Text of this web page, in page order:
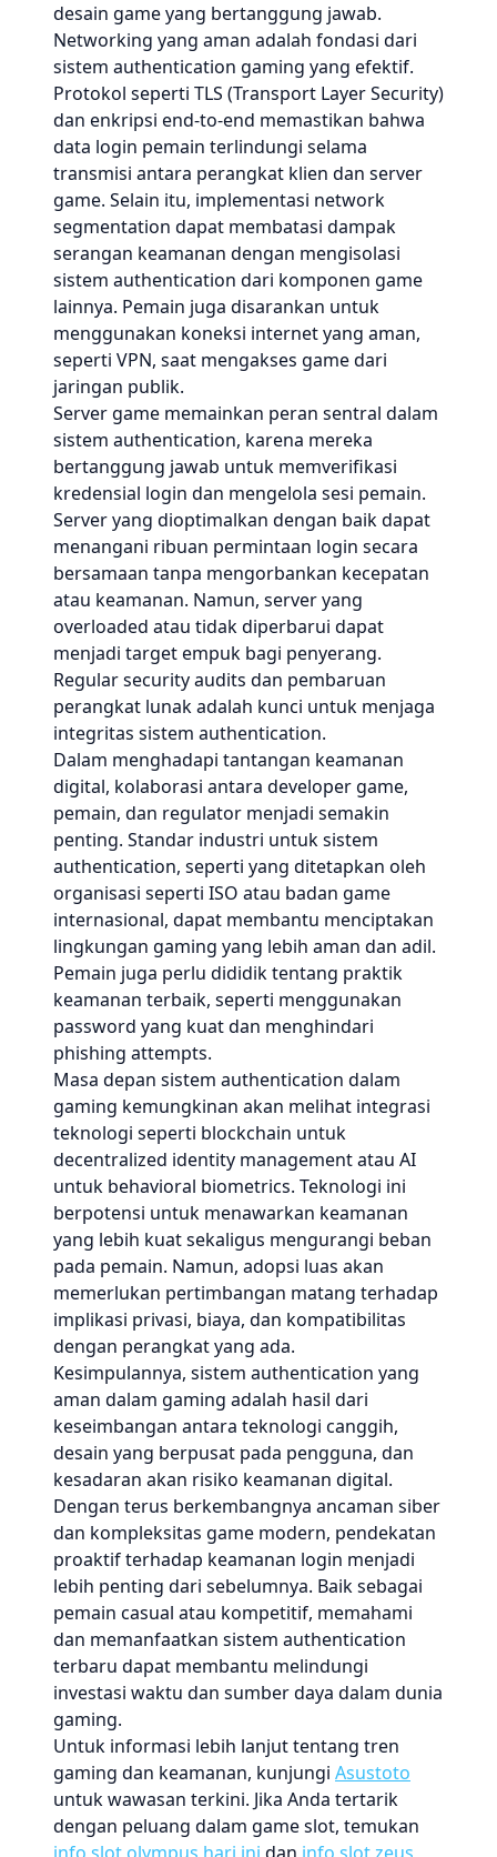
desain game yang bertanggung jawab.
Networking yang aman adalah fondasi dari
sistem authentication gaming yang efektif.
Protokol seperti TLS (Transport Layer Security)
dan enkripsi end-to-end memastikan bahwa
data login pemain terlindungi selama
transmisi antara perangkat klien dan server
game. Selain itu, implementasi network
segmentation dapat membatasi dampak
serangan keamanan dengan mengisolasi
sistem authentication dari komponen game
lainnya. Pemain juga disarankan untuk
menggunakan koneksi internet yang aman,
seperti VPN, saat mengakses game dari
jaringan publik.
Server game memainkan peran sentral dalam
sistem authentication, karena mereka
bertanggung jawab untuk memverifikasi
kredensial login dan mengelola sesi pemain.
Server yang dioptimalkan dengan baik dapat
menangani ribuan permintaan login secara
bersamaan tanpa mengorbankan kecepatan
atau keamanan. Namun, server yang
overloaded atau tidak diperbarui dapat
menjadi target empuk bagi penyerang.
Regular security audits dan pembaruan
perangkat lunak adalah kunci untuk menjaga
integritas sistem authentication.
Dalam menghadapi tantangan keamanan
digital, kolaborasi antara developer game,
pemain, dan regulator menjadi semakin
penting. Standar industri untuk sistem
authentication, seperti yang ditetapkan oleh
organisasi seperti ISO atau badan game
internasional, dapat membantu menciptakan
lingkungan gaming yang lebih aman dan adil.
Pemain juga perlu dididik tentang praktik
keamanan terbaik, seperti menggunakan
password yang kuat dan menghindari
phishing attempts.
Masa depan sistem authentication dalam
gaming kemungkinan akan melihat integrasi
teknologi seperti blockchain untuk
decentralized identity management atau AI
untuk behavioral biometrics. Teknologi ini
berpotensi untuk menawarkan keamanan
yang lebih kuat sekaligus mengurangi beban
pada pemain. Namun, adopsi luas akan
memerlukan pertimbangan matang terhadap
implikasi privasi, biaya, dan kompatibilitas
dengan perangkat yang ada.
Kesimpulannya, sistem authentication yang
aman dalam gaming adalah hasil dari
keseimbangan antara teknologi canggih,
desain yang berpusat pada pengguna, dan
kesadaran akan risiko keamanan digital.
Dengan terus berkembangnya ancaman siber
dan kompleksitas game modern, pendekatan
proaktif terhadap keamanan login menjadi
lebih penting dari sebelumnya. Baik sebagai
pemain casual atau kompetitif, memahami
dan memanfaatkan sistem authentication
terbaru dapat membantu melindungi
investasi waktu dan sumber daya dalam dunia
gaming.
Untuk informasi lebih lanjut tentang tren
gaming dan keamanan, kunjungi Asustoto
untuk wawasan terkini. Jika Anda tertarik
dengan peluang dalam game slot, temukan